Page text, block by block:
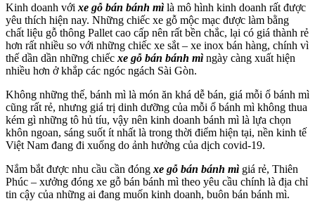
Kinh doanh với xe gỗ bán bánh mì là mô hình kinh doanh rất được
yêu thích hiện nay. Những chiếc xe gỗ mộc mạc được làm bằng
chất liệu gỗ thông Pallet cao cấp nên rất bền chắc, lại có giá thành rẻ
hơn rất nhiều so với những chiếc xe sắt – xe inox bán hàng, chính vì
thế dần dần những chiếc xe gỗ bán bánh mì ngày càng xuất hiện
nhiều hơn ở khắp các ngóc ngách Sài Gòn.
Không những thế, bánh mì là món ăn khá dễ bán, giá mỗi ổ bánh mì
cũng rất rẻ, nhưng giá trị dinh dưỡng của mỗi ổ bánh mì không thua
kém gì những tô hủ tíu, vậy nên kinh doanh bánh mì là lựa chọn
khôn ngoan, sáng suốt ít nhất là trong thời điểm hiện tại, nền kinh tế
Việt Nam đang đi xuống do ảnh hưởng của dịch covid-19.
Nắm bắt được nhu cầu cần đóng xe gỗ bán bánh mì giá rẻ, Thiên
Phúc – xưởng đóng xe gỗ bán bánh mì theo yêu cầu chính là địa chỉ
tin cậy của những ai đang muốn kinh doanh, buôn bán bánh mì.